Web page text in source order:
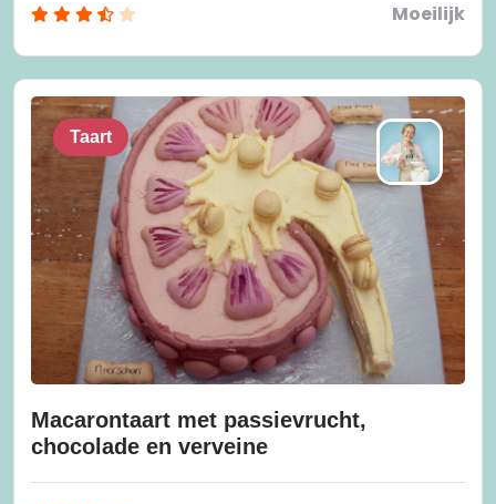
Moeilijk
Taart
Macarontaart met passievrucht,
chocolade en verveine